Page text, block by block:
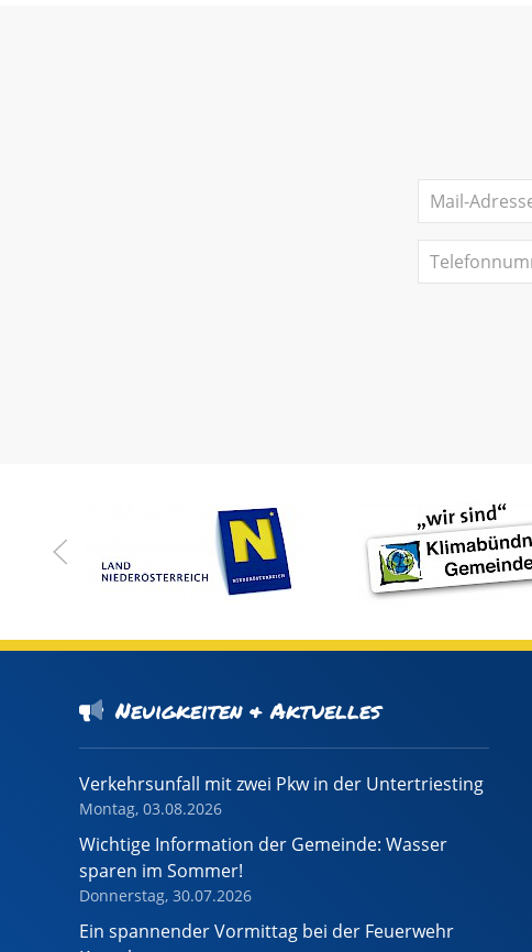
Neuigkeiten & Aktuelles
Verkehrsunfall mit zwei Pkw in der Untertriesting
Montag, 03.08.2026
Wichtige Information der Gemeinde: Wasser
sparen im Sommer!
Donnerstag, 30.07.2026
Ein spannender Vormittag bei der Feuerwehr